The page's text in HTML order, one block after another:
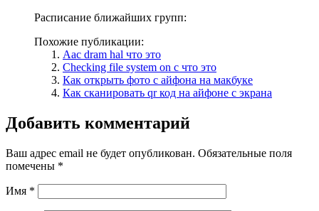
Расписание ближайших групп:
Похожие публикации:
Aac dram hal что это
Checking file system on c что это
Как открыть фото с айфона на макбуке
Как сканировать qr код на айфоне с экрана
Добавить комментарий
Ваш адрес email не будет опубликован. Обязательные поля
помечены *
Имя *